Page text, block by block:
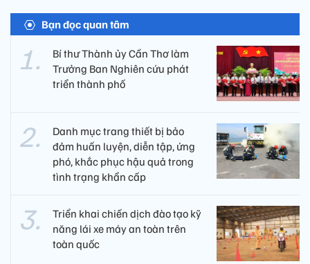
Bạn đọc quan tâm
Bí thư Thành ủy Cần Thơ làm
Trưởng Ban Nghiên cứu phát
triển thành phố
Danh mục trang thiết bị bảo
đảm huấn luyện, diễn tập, ứng
phó, khắc phục hậu quả trong
tình trạng khẩn cấp
Triển khai chiến dịch đào tạo kỹ
năng lái xe máy an toàn trên
toàn quốc